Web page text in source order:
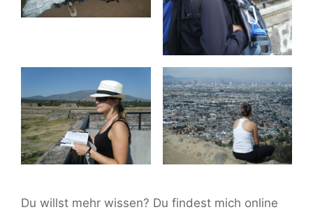
Du willst mehr wissen? Du findest mich online